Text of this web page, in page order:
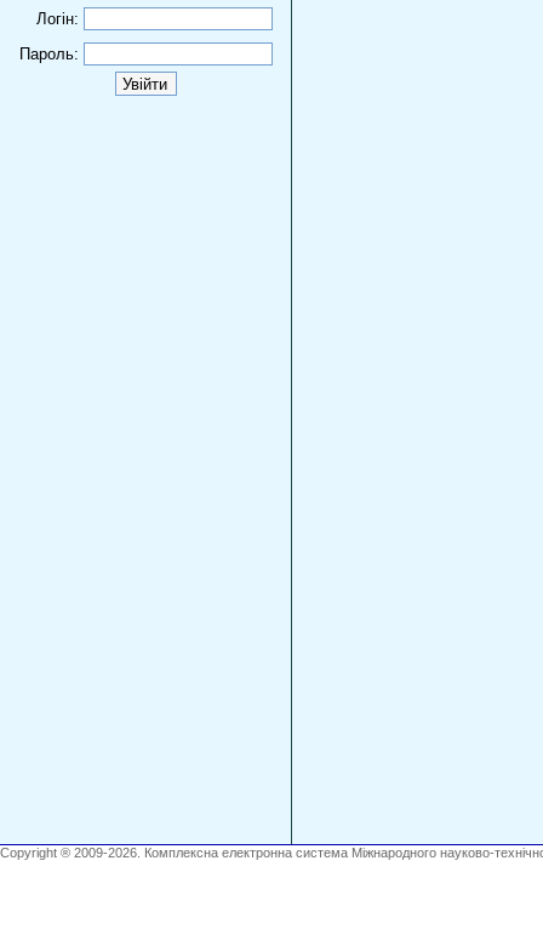
Логін:
Пароль:
Copyright ® 2009-2026. Комплексна електронна система Міжнародного науково-